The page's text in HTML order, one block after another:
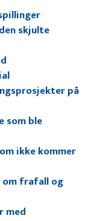
skjulte
på
som ble
ikke kommer
om frafall og
med